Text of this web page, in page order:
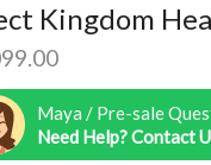
Kingdom
Maya / Pre-sale
Need Help? Contact